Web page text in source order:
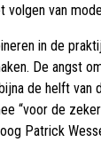
volgen van
in de
De angst
de helft van
“voor de
Patrick